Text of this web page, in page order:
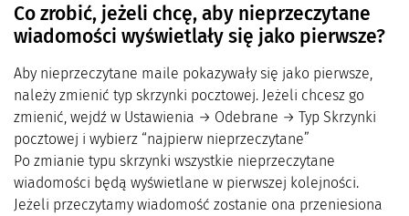
Co zrobić, jeżeli chcę, aby nieprzeczytane
wiadomości wyświetlały się jako pierwsze?
Aby nieprzeczytane maile pokazywały się jako pierwsze,
należy zmienić typ skrzynki pocztowej. Jeżeli chcesz go
zmienić, wejdź w Ustawienia → Odebrane → Typ Skrzynki
pocztowej i wybierz “najpierw nieprzeczytane”
Po zmianie typu skrzynki wszystkie nieprzeczytane
wiadomości będą wyświetlane w pierwszej kolejności.
Jeżeli przeczytamy wiadomość zostanie ona przeniesiona